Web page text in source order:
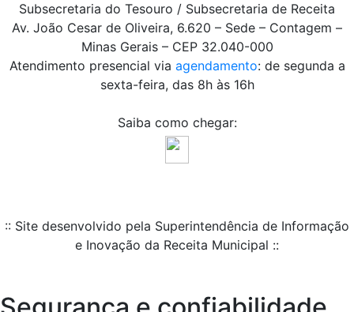
Subsecretaria do Tesouro / Subsecretaria de Receita
Av. João Cesar de Oliveira, 6.620 – Sede – Contagem –
Minas Gerais – CEP 32.040-000
Atendimento presencial via agendamento: de segunda a
sexta-feira, das 8h às 16h
Saiba como chegar:
:: Site desenvolvido pela Superintendência de Informação
e Inovação da Receita Municipal ::